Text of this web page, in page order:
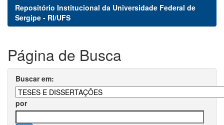
Repositório Institucional da Universidade Federal de
Sergipe - RI/UFS
Página de Busca
Buscar em:
por